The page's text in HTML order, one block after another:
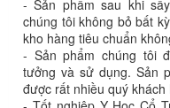
- Sản phẩm sau khi
chúng tôi không bỏ bất
kho hàng tiêu chuẩn
- Sản phẩm chúng tôi
tưởng và sử dụng. Sản
được rất nhiều quý